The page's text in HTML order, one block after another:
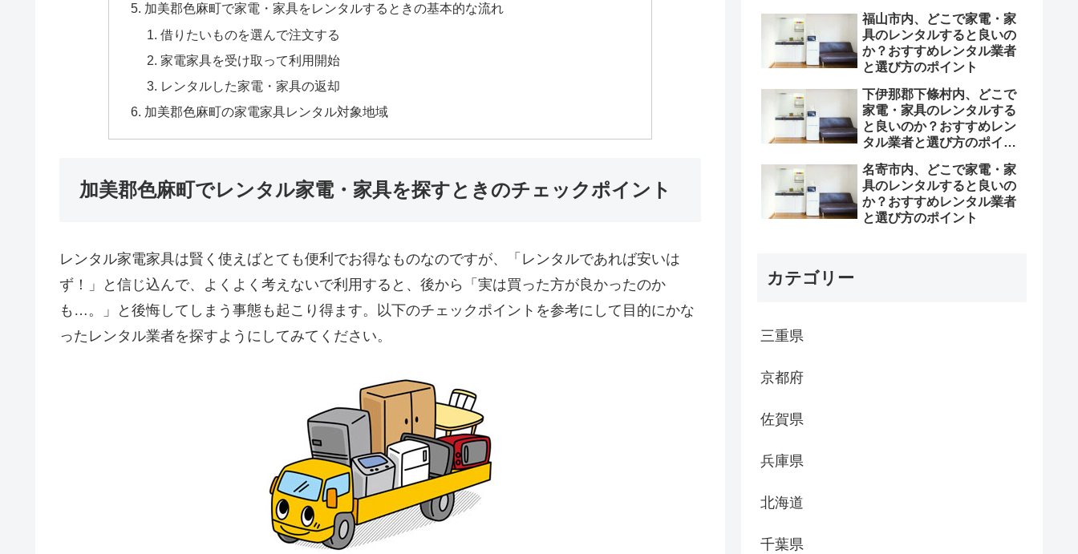
加美郡色麻町で家電・家具をレンタルするときの基本的な流れ
借りたいものを選んで注文する
家電家具を受け取って利用開始
レンタルした家電・家具の返却
加美郡色麻町の家電家具レンタル対象地域
加美郡色麻町でレンタル家電・家具を探すときのチェックポイント
レンタル家電家具は賢く使えばとても便利でお得なものなのですが、「レンタルであれば安いは
ず！」と信じ込んで、よくよく考えないで利用すると、後から「実は買った方が良かったのか
も…。」と後悔してしまう事態も起こり得ます。以下のチェックポイントを参考にして目的にかな
ったレンタル業者を探すようにしてみてください。
福山市内、どこで家電・家
具のレンタルすると良いの
か？おすすめレンタル業者
と選び方のポイント
下伊那郡下條村内、どこで
家電・家具のレンタルする
と良いのか？おすすめレン
タル業者と選び方のポイン
名寄市内、どこで家電・家
具のレンタルすると良いの
か？おすすめレンタル業者
と選び方のポイント
カテゴリー
三重県
京都府
佐賀県
兵庫県
北海道
千葉県